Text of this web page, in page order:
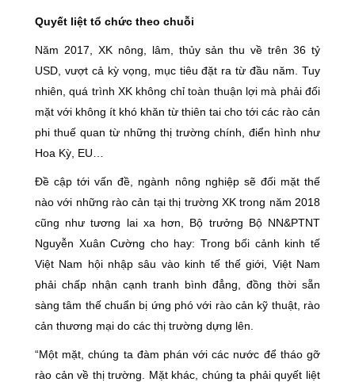
Quyết liệt tổ chức theo chuỗi
Năm 2017, XK nông, lâm, thủy sản thu về trên 36 tỷ
USD, vượt cả kỳ vọng, mục tiêu đặt ra từ đầu năm. Tuy
nhiên, quá trình XK không chỉ toàn thuận lợi mà phải đối
mặt với không ít khó khăn từ thiên tai cho tới các rào cản
phi thuế quan từ những thị trường chính, điển hình như
Hoa Kỳ, EU…
Đề cập tới vấn đề, ngành nông nghiệp sẽ đối mặt thế
nào với những rào cản tại thị trường XK trong năm 2018
cũng như tương lai xa hơn, Bộ trưởng Bộ NN&PTNT
Nguyễn Xuân Cường cho hay: Trong bối cảnh kinh tế
Việt Nam hội nhập sâu vào kinh tế thế giới, Việt Nam
phải chấp nhận cạnh tranh bình đẳng, đồng thời sẵn
sàng tâm thế chuẩn bị ứng phó với rào cản kỹ thuật, rào
cản thương mại do các thị trường dựng lên.
“Một mặt, chúng ta đàm phán với các nước để tháo gỡ
rào cản về thị trường. Mặt khác, chúng ta phải quyết liệt